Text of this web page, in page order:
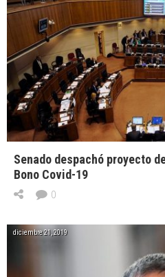
Senado despachó proyecto
Bono Covid-19
0
diciembre 21, 2019